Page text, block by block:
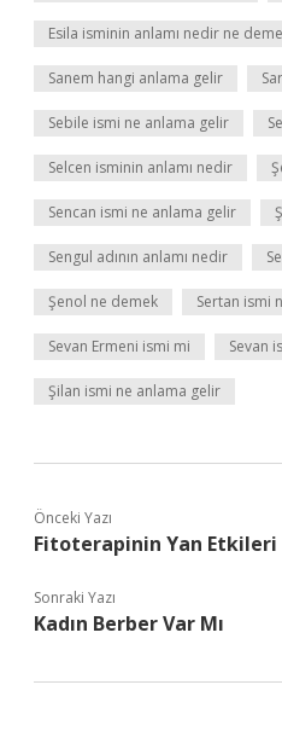
Esila isminin anlamı nedir ne
Sanem hangi anlama gelir
Sebile ismi ne anlama gelir
Selcen isminin anlamı nedir
Sencan ismi ne anlama gelir
Sengul adının anlamı nedir
Şenol ne demek Sertan ismi
Sevan Ermeni ismi mi Sevan
Şilan ismi ne anlama gelir
Önceki Yazı
Fitoterapinin Yan
Sonraki Yazı
Kadın Berber Var Mı